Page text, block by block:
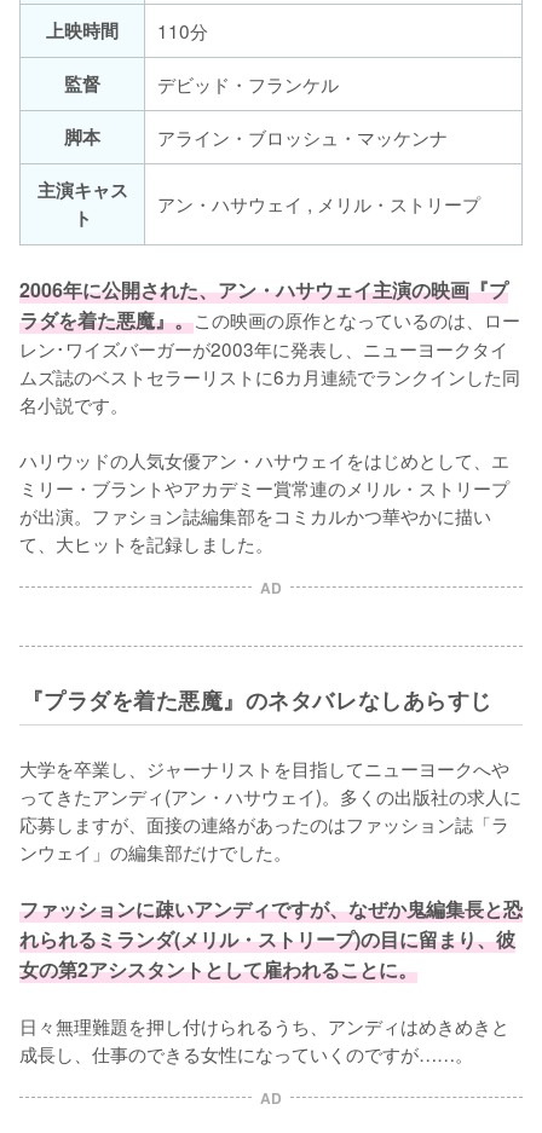
上映時間
110分
監督
デビッド・フランケル
脚本
アライン・ブロッシュ・マッケンナ
主演キャス
ト
アン・ハサウェイ , メリル・ストリープ
2006年に公開された、アン・ハサウェイ主演の映画『プ
ラダを着た悪魔』。この映画の原作となっているのは、ロー
レン･ワイズバーガーが2003年に発表し、ニューヨークタイ
ムズ誌のベストセラーリストに6カ月連続でランクインした同
名小説です。
ハリウッドの人気女優アン・ハサウェイをはじめとして、エ
ミリー・ブラントやアカデミー賞常連のメリル・ストリープ
が出演。ファション誌編集部をコミカルかつ華やかに描い
て、大ヒットを記録しました。
AD
『プラダを着た悪魔』のネタバレなしあらすじ
大学を卒業し、ジャーナリストを目指してニューヨークへや
ってきたアンディ(アン・ハサウェイ)。多くの出版社の求人に
応募しますが、面接の連絡があったのはファッション誌「ラ
ンウェイ」の編集部だけでした。
ファッションに疎いアンディですが、なぜか鬼編集長と恐
れられるミランダ(メリル・ストリープ)の目に留まり、彼
女の第2アシスタントとして雇われることに。
日々無理難題を押し付けられるうち、アンディはめきめきと
成長し、仕事のできる女性になっていくのですが……。
AD